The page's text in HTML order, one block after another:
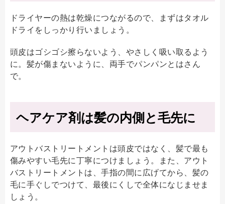
ドライヤーの熱は乾燥につながるので、まずはタオル
ドライをしっかり行いましょう。
頭皮はゴシゴシ擦らないよう、やさしく吸い取るよう
に。髪が傷まないように、両手でパンパンとはさん
で。
ヘアケア剤は髪の内側と毛先に
アウトバストリートメントは頭皮ではなく、髪で最も
傷みやすい毛先に丁寧につけましょう。また、アウト
バストリートメントは、手指の間に広げてから、髪の
毛に手ぐしでつけて、最後にくしで全体になじませま
しょう。